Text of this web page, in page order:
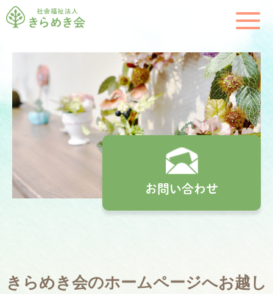
お問い合わせ
きらめき会のホームページへお越し